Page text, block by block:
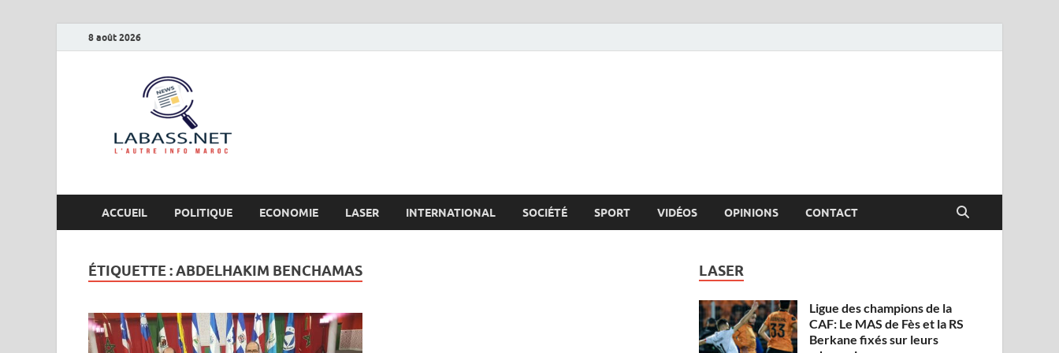
8 août 2026
ACCUEIL POLITIQUE ECONOMIE LASER INTERNATIONAL SOCIÉTÉ SPORT VIDÉOS OPINIONS CONTACT
ÉTIQUETTE :ABDELHAKIM BENCHAMAS LASER
Ligue des champions de la
CAF: Le MAS de Fès et la RS
Berkane fixés sur leurs